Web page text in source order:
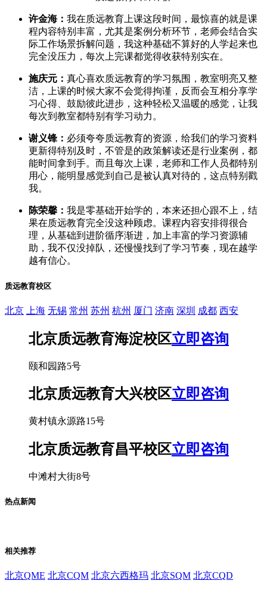
许金海： 我在质远教育上课这段时间，最惊喜的就是课
程内容特别丰富，尤其是案例分析环节，老师会结合实
际工作场景拆解问题，我这种基础不算好的人学起来也
完全没压力，每次上完课都觉得收获特别实在。
施庆元： 真心喜欢质远教育的学习氛围，教室明亮又整
洁，上课的时候大家不会觉得拘谨，反而会互相分享学
习心得、鼓励彼此进步，这种轻松又温暖的感觉，让我
每次到教室都特别有学习动力。
谢义锋： 必须夸夸质远教育的资源，给我们的学习资料
更新得特别及时，不管是的政策解读还是行业案例，都
能时间拿到手。而且每次上课，老师和工作人员都特别
用心，能明显感觉到自己是被认真对待的，这点特别戳
我。
陈荣馨： 我是零基础开始学的，本来还担心跟不上，结
果在质远教育完全没这种顾虑。课程内容安排得很合
理，从基础到进阶循序渐进，加上丰富的学习资源辅
助，我不仅没掉队，还慢慢找到了学习节奏，现在越学
越有信心。
质远教育校区
北京 上海 无锡 常州 苏州 杭州 厦门 济南 深圳 成都 西安
北京质远教育海淀校区立即咨询
颐和园路5号
北京质远教育大兴校区立即咨询
黄村镇永源路15号
北京质远教育昌平校区立即咨询
中滩村大街8号
热点新闻
相关推荐
北京QME 北京CQM 北京六西格玛 北京SQM 北京CQD